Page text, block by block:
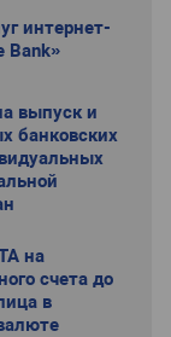
интернет-
Bank»
выпуск и
банковских
на
счета до
в